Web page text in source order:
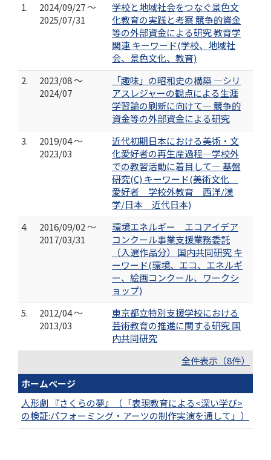
1.
2024/09/27 ～
2025/07/31
学校と地域社会をつなぐ景色文
化教育の実践と考察 競争的資金
等の外部資金による研究 教育学
関連 キーワード(学校、地域社
会、景色文化、教育)
2.
2023/08 ～
2024/07
「趣味」の昭和史の構築 —シリ
アスレジャーの観点による生涯
学習論の刷新に向けて― 競争的
資金等の外部資金による研究
3.
2019/04 ～
2023/03
近代初期日本における美術・文
化愛好者の再生産過程―学校外
での教習活動に着目して― 基盤
研究(C) キーワード(美術文化
愛好者 学校外教育 西洋/漢
学/日本 近代日本)
4.
2016/09/02 ～
2017/03/31
環境エネルギー エコアイデア
コンクール事業支援業務委託
（入選作品分） 国内共同研究 キ
ーワード(環境、エコ、エネルギ
ー、絵画コンクール、ワークシ
ョップ)
5.
2012/04 ～
2013/03
東京都立特別支援学校における
芸術教育の推進に関する研究 国
内共同研究
全件表示（8件）
ホームページ
人形劇 『さくらの夢』（「表現教育による<深い学び>
の検証:パフォーミング・アーツの制作実演を通して」）